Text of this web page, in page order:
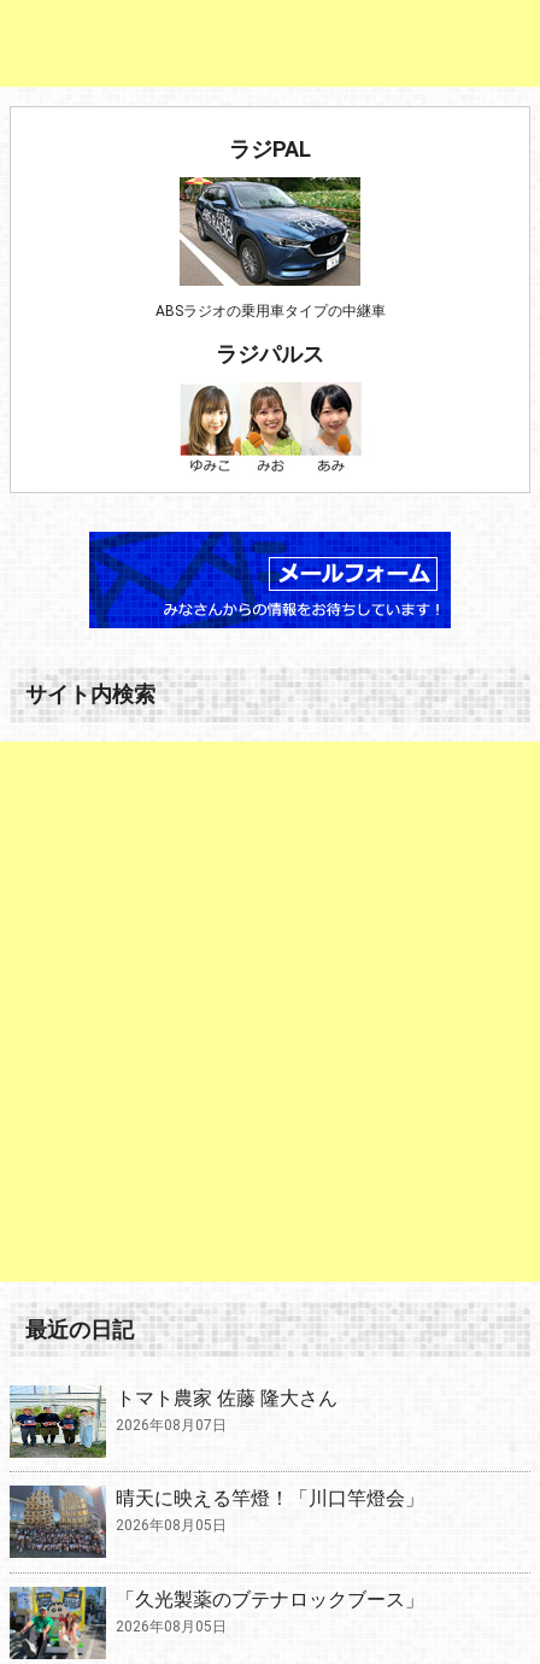
ラジPAL
ABSラジオの乗用車タイプの中継車
ラジパルス
サイト内検索
最近の日記
トマト農家 佐藤 隆大さん
2026年08月07日
晴天に映える竿燈！「川口竿燈会」
2026年08月05日
「久光製薬のブテナロックブース」
2026年08月05日